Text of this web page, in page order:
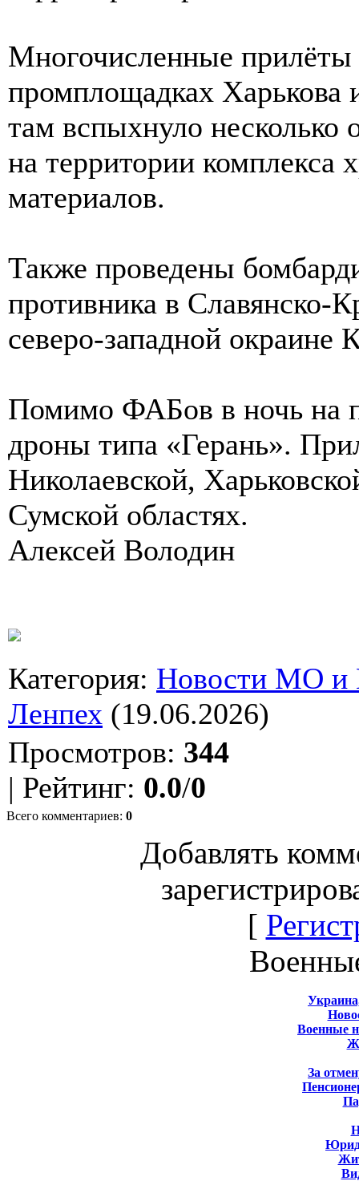
Многочисленные
промплощадках Харькова
там вспыхнуло несколько
на территории комплекса
материалов.
Также проведены
противника в Славянско-
северо-западной окраине
Помимо ФАБов в ночь на
дроны типа «Герань».
Николаевской,
Сумской областях.
Алексей Володин
Категория: Новости МО
Ленпех (19.06.2026)
Просмотров: 344
| Рейтинг: 0.0/0
Всего комментариев: 0
Добавлять
[
Военные
За